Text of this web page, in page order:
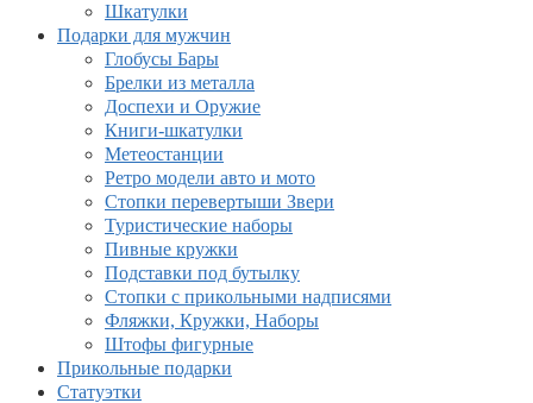
Шкатулки
Подарки для мужчин
Глобусы Бары
Брелки из металла
Доспехи и Оружие
Книги-шкатулки
Метеостанции
Ретро модели авто и мото
Стопки перевертыши Звери
Туристические наборы
Пивные кружки
Подставки под бутылку
Стопки с прикольными надписями
Фляжки, Кружки, Наборы
Штофы фигурные
Прикольные подарки
Статуэтки